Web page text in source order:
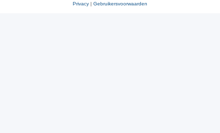
Privacy | Gebruikersvoorwaarden